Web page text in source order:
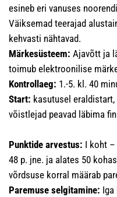
esineb eri vanuses
Väiksemad teerajad
kehvasti nähtavad.
Märkesüsteem: Ajavõtt ja
toimub elektroonilise
Kontrollaeg: 1.-5. kl. 40
Start: kasutusel
võistlejad peavad läbima
Punktide arvestus: I koht –
48 p. jne. ja alates 50
võrdsuse korral määrab
Paremuse selgitamine: